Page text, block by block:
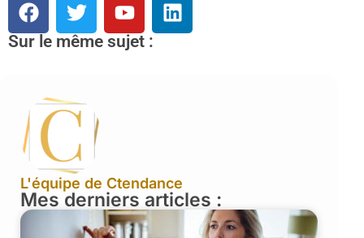
Sur le même sujet :
L'équipe de Ctendance
Mes derniers articles :